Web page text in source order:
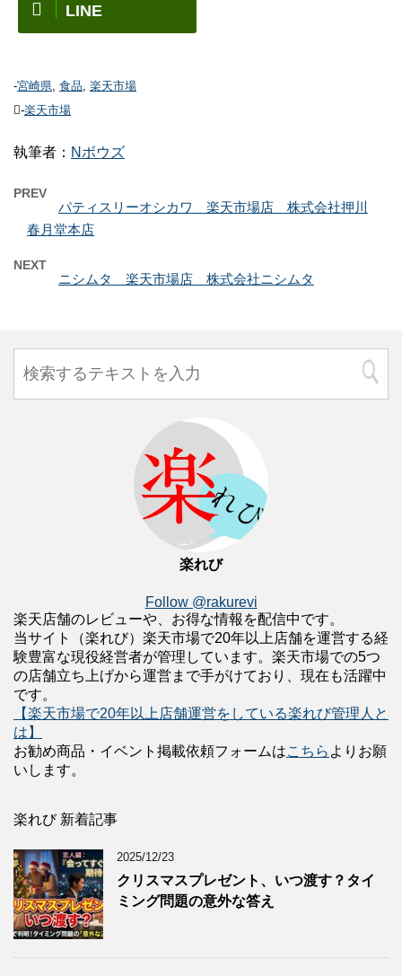
LINE
-宮崎県, 食品, 楽天市場
-楽天市場
執筆者： Nボウズ
PREV
パティスリーオシカワ 楽天市場店 株式会社押川
春月堂本店
NEXT
ニシムタ 楽天市場店 株式会社ニシムタ
楽れび
Follow @rakurevi
楽天店舗のレビューや、お得な情報を配信中です。
当サイト（楽れび）楽天市場で20年以上店舗を運営する経
験豊富な現役経営者が管理しています。楽天市場での5つ
の店舗立ち上げから運営まで手がけており、現在も活躍中
です。
【楽天市場で20年以上店舗運営をしている楽れび管理人と
は】
お勧め商品・イベント掲載依頼フォームはこちら よりお願
いします。
楽れび 新着記事
2025/12/23
クリスマスプレゼント、いつ渡す？タイ
ミング問題の意外な答え